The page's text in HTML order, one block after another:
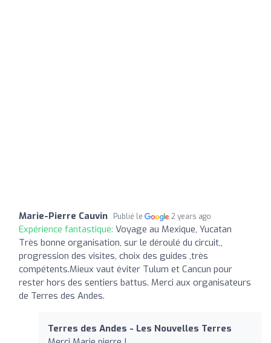
Marie-Pierre Cauvin Publié le 2 years ago
Expérience fantastique: Voyage au Mexique, Yucatan
Très bonne organisation, sur le déroulé du circuit,,
progression des visites, choix des guides ,très
compétents.Mieux vaut éviter Tulum et Cancun pour
rester hors des sentiers battus. Merci aux organisateurs
de Terres des Andes.
Terres des Andes - Les Nouvelles Terres